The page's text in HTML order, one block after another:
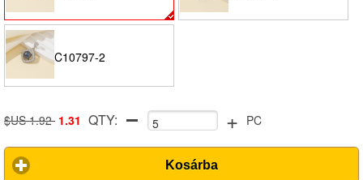
C10797-2
$US 1.92 1.31 QTY: + PC
Kosárba